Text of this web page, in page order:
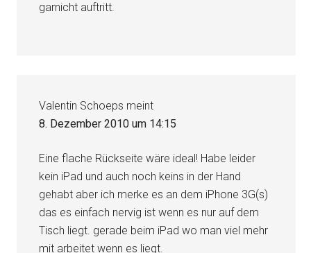
garnicht auftritt.
Valentin Schoeps meint
8. Dezember 2010 um 14:15
Eine flache Rückseite wäre ideal! Habe leider
kein iPad und auch noch keins in der Hand
gehabt aber ich merke es an dem iPhone 3G(s)
das es einfach nervig ist wenn es nur auf dem
Tisch liegt. gerade beim iPad wo man viel mehr
mit arbeitet wenn es liegt.